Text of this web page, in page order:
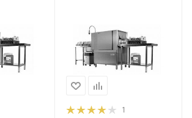
1